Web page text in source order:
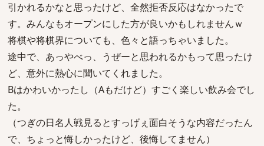
引かれるかなと思ったけど、全然拒否反応はなかったで
す。みんなもオープンにした方が良いかもしれませんｗ
将棋や将棋界についても、色々と語っちゃいました。
途中で、あっやべっ、うぜーと思われるかもって思ったけ
ど、意外に熱心に聞いてくれました。
Bはかわいかったし（Aもだけど）すごく楽しい飲み会でし
た。
（つぎの日名人戦見るとすっげぇ面白そうな内容だったん
で、ちょっと悔しかったけど、後悔してません）